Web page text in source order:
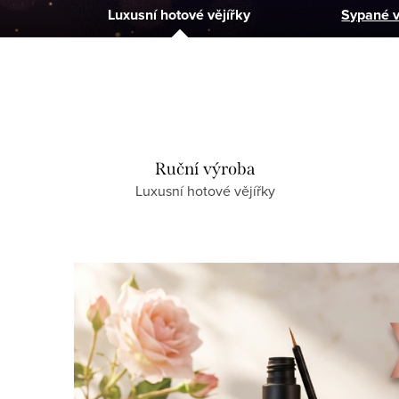
s
v
n
Luxusní hotové vějířky Sypané
Ruční výroba
Luxusní hotové vějířky